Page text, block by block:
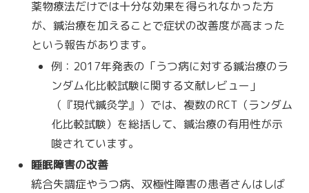
薬物療法だけでは十分な効果を得られなかった方
が、鍼治療を加えることで症状の改善度が高まった
という報告があります。
例：2017年発表の「うつ病に対する鍼治療のラ
ンダム化比較試験に関する文献レビュー」
（『現代鍼灸学』）では、複数のRCT（ランダム
化比較試験）を総括して、鍼治療の有用性が示
唆されています。
睡眠障害の改善
統合失調症やうつ病、双極性障害の患者さんはしば